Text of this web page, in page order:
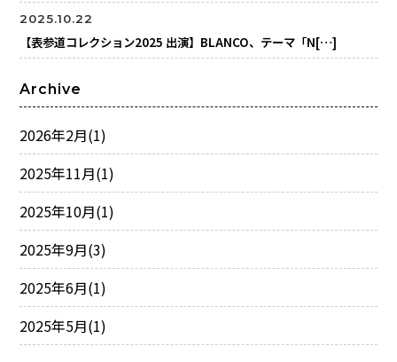
2025.10.22
【表参道コレクション2025 出演】BLANCO、テーマ「N[…]
Archive
2026年2月(1)
2025年11月(1)
2025年10月(1)
2025年9月(3)
2025年6月(1)
2025年5月(1)